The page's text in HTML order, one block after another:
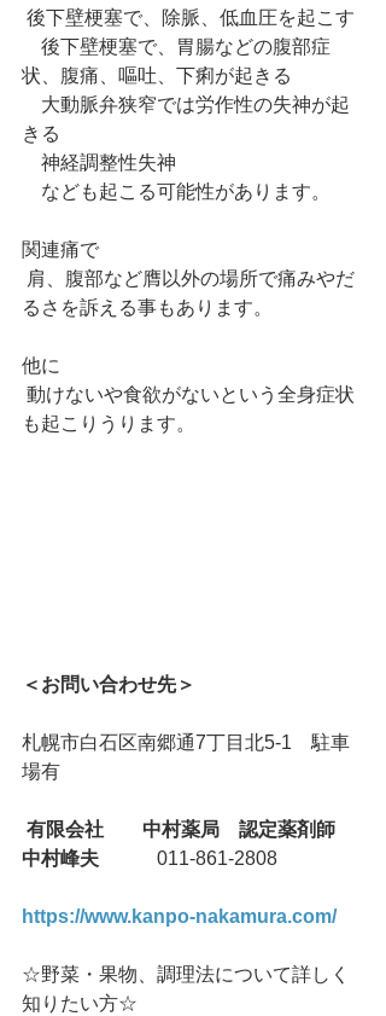
後下壁梗塞で、除脈、低血圧を起こす
後下壁梗塞で、胃腸などの腹部症
状、腹痛、嘔吐、下痢が起きる
大動脈弁狭窄では労作性の失神が起
きる
神経調整性失神
なども起こる可能性があります。
関連痛で
るさを訴える事もあります。
他に
も起こりうります。
＜お問い合わせ先＞
札幌市白石区南郷通7丁目北5-1　駐車
場有
有限会社　　中村薬局　認定薬剤師
中村峰夫 011-861-2808
https://www.kanpo-nakamura.com/
☆野菜・果物、調理法について詳しく
知りたい方☆